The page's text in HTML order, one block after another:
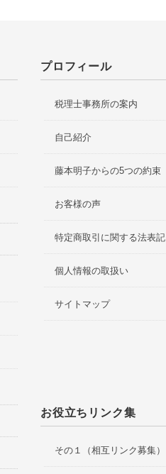
プロフィール
税理士事務所の案内
自己紹介
藤本明子からの5つの約束
お客様の声
特定商取引に関する法表記
個人情報の取扱い
サイトマップ
お役立ちリンク集
その１（相互リンク募集）